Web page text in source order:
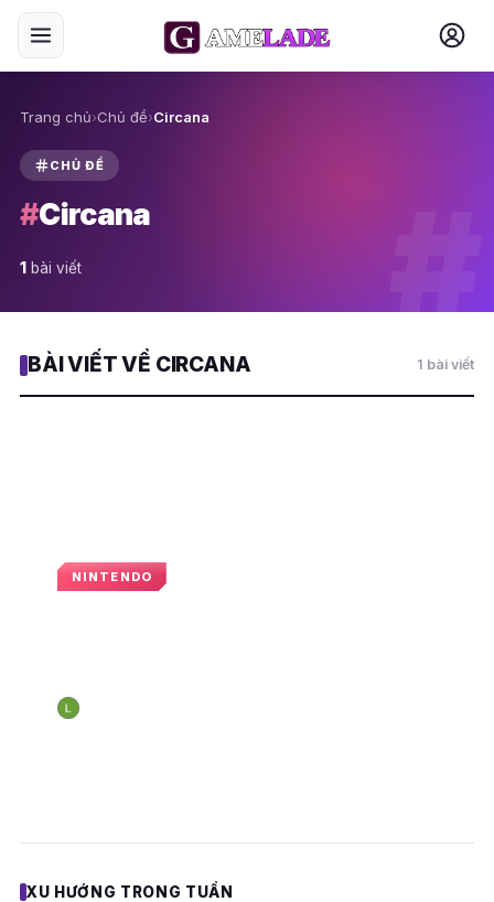
Trang chủ›Chủ đề›Circana
CHỦ ĐỀ
#Circana
1 bài viết #
BÀI VIẾT VỀ CIRCANA 1 bài viết
NINTENDO
N
XU HƯỚNG TRONG TUẦN